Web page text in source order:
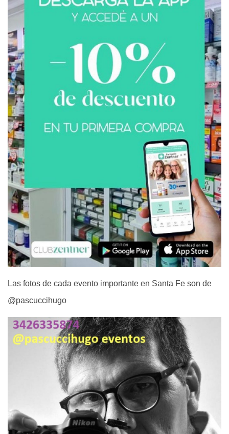
Las fotos de cada evento importante en Santa Fe son de
@pascuccihugo